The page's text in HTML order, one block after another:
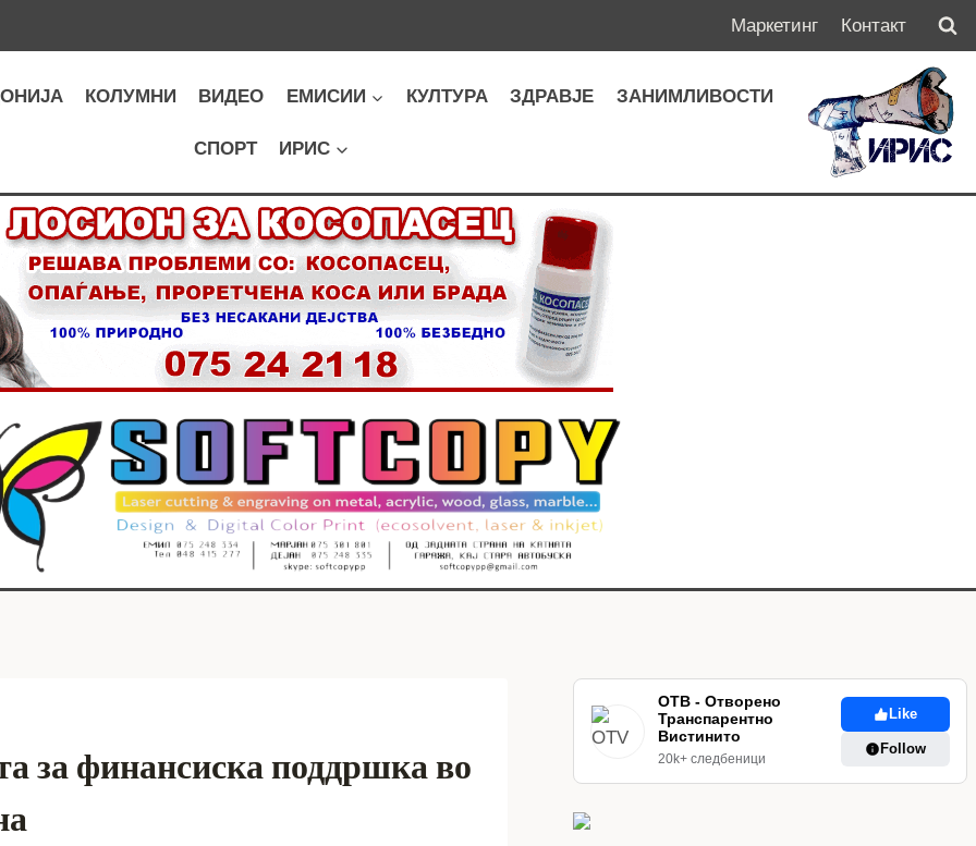
Маркетинг Контакт
КОЛУМНИ ВИДЕО ЕМИСИИ КУЛТУРА ЗДРАВЈЕ ЗАНИМЛИВОСТИ
СПОРТ ИРИС
за финансиска поддршка во
ОТВ - Отворено
Транспарентно
Вистинито
20k+ следбеници
Like
Follow